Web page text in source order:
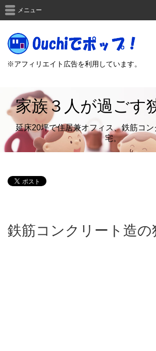
※アフィリエイト広告を利用しています。
メニュー
家族３人が過ごす
延床20坪で住居兼オフィス、鉄筋コ
宅。
鉄筋コンクリート造の